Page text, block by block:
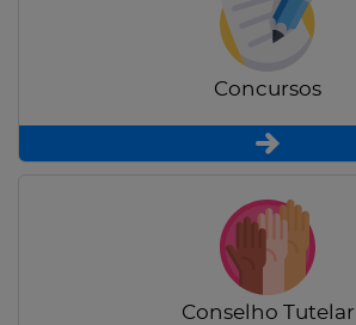
Concursos
Conselho Tutelar